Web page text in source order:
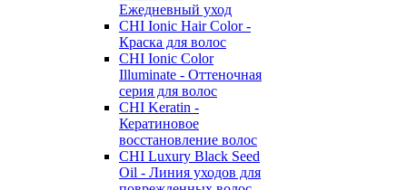
Ежедневный уход
CHI Ionic Hair Color -
Краска для волос
CHI Ionic Color
Illuminate - Оттеночная
серия для волос
CHI Keratin -
Кератиновое
восстановление волос
CHI Luxury Black Seed
Oil - Линия уходов для